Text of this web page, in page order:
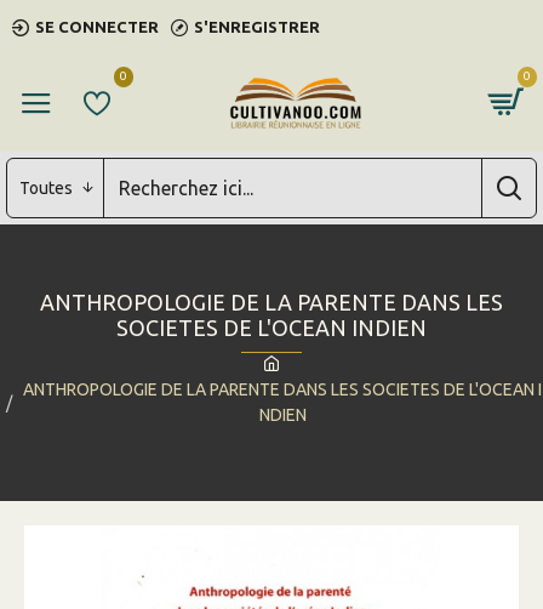
SE CONNECTER S'ENREGISTRER
0 0
Toutes
ANTHROPOLOGIE DE LA PARENTE DANS LES SOCIETES DE L'OCEAN I
NDIEN
ANTHROPOLOGIE DE LA PARENTE DANS LES
SOCIETES DE L'OCEAN INDIEN